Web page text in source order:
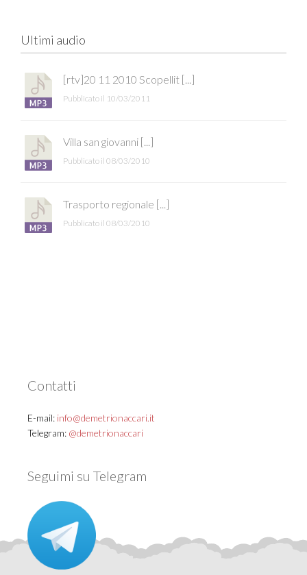
Ultimi audio
[rtv]20 11 2010 Scopellit [...]
Pubblicato il 10/03/2011
Villa san giovanni [...]
Pubblicato il 08/03/2010
Trasporto regionale [...]
Pubblicato il 08/03/2010
Contatti
E-mail: info@demetrionaccari.it
Telegram: @demetrionaccari
Seguimi su Telegram